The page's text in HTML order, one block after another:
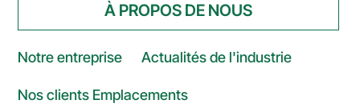
À PROPOS DE NOUS
Notre entreprise Actualités de l'industrie
Nos clients Emplacements